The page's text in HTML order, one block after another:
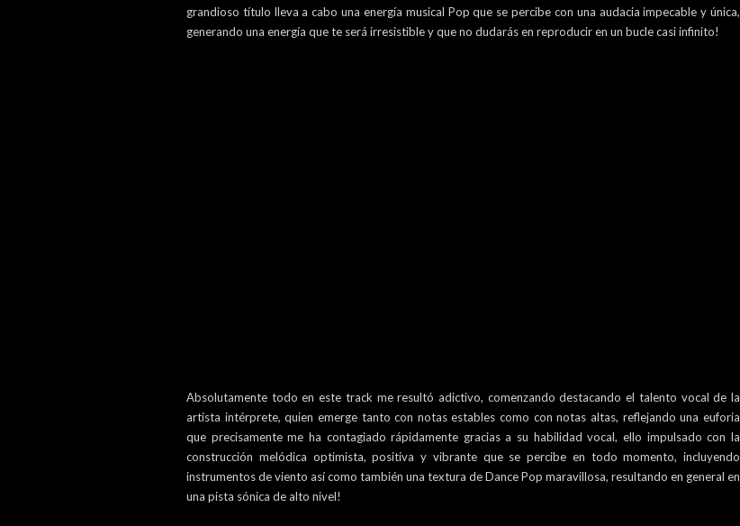
grandioso título lleva a cabo una energía musical Pop que se percibe con una audacia impecable y única,
generando una energía que te será irresistible y que no dudarás en reproducir en un bucle casi infinito!
Absolutamente todo en este track me resultó adictivo, comenzando destacando el talento vocal de la
artista intérprete, quien emerge tanto con notas estables como con notas altas, reflejando una euforia
que precisamente me ha contagiado rápidamente gracias a su habilidad vocal, ello impulsado con la
construcción melódica optimista, positiva y vibrante que se percibe en todo momento, incluyendo
instrumentos de viento así como también una textura de Dance Pop maravillosa, resultando en general en
una pista sónica de alto nivel!